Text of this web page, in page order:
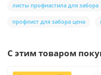
листы профнастила для забора
профлист для забора цена
С этим товаром